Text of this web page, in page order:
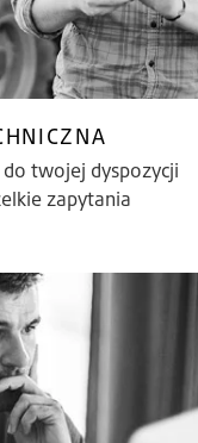
twojej dyspozycji
zapytania